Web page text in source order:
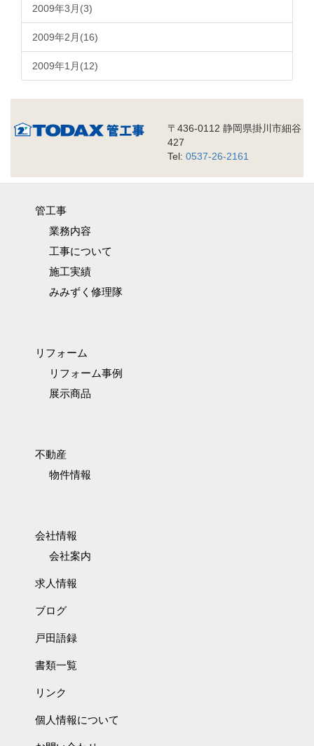
2009年3月(3)
2009年2月(16)
2009年1月(12)
〒436-0112 静岡県掛川市細谷
427
Tel: 0537-26-2161
管工事
業務内容
工事について
施工実績
みみずく修理隊
リフォーム
リフォーム事例
展示商品
不動産
物件情報
会社情報
会社案内
求人情報
ブログ
戸田語録
書類一覧
リンク
個人情報について